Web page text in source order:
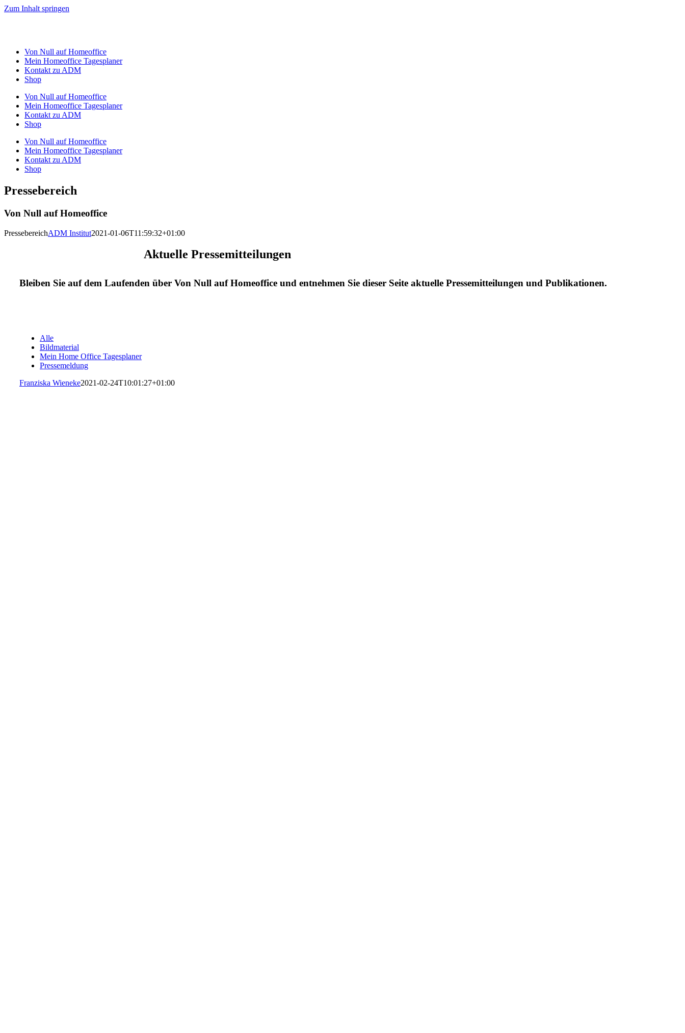
Zum Inhalt springen
Von Null auf Homeoffice
Mein Homeoffice Tagesplaner
Kontakt zu ADM
Shop
Von Null auf Homeoffice
Mein Homeoffice Tagesplaner
Kontakt zu ADM
Shop
Von Null auf Homeoffice
Mein Homeoffice Tagesplaner
Kontakt zu ADM
Shop
Pressebereich
Von Null auf Homeoffice
PressebereichADM Institut2021-01-06T11:59:32+01:00
Aktuelle Pressemitteilungen
Bleiben Sie auf dem Laufenden über Von Null auf Homeoffice und entnehmen Sie dieser Seite aktuelle Pressemitteilungen und Publikationen.
Alle
Bildmaterial
Mein Home Office Tagesplaner
Pressemeldung
Franziska Wieneke2021-02-24T10:01:27+01:00